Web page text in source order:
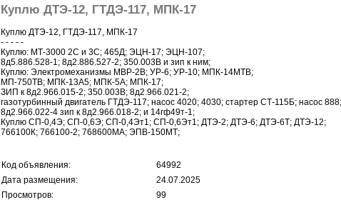
Куплю ДТЭ-12, ГТДЭ-117, МПК-17
Куплю ДТЭ-12, ГТДЭ-117, МПК-17
- - - - -
Куплю: МТ-3000 2С и 3С; 465Д; ЭЦН-17; ЭЦН-107;
8д5.886.528-1; 8д2.886.527-2; 350.003В и зип к ним;
Куплю: Электромеханизмы МВР-2В; УР-6; УР-10; МПК-14МТВ;
МП-750ТВ; МПК-13А5; МПК-5А; МПК-17;
ЗИП к 8д2.966.015-2; 350.003В; 8д2.966.021-2;
газотурбинный двигатель ГТДЭ-117; насос 4020; 4030; стартер СТ-115Б; насос 888;
8д2.966.022-4 зип к 8д2.966.018-2; и 14гф49т-1;
Куплю СП-0,4Э; СП-0,6Э; СП-0,4Эт1; СП-0,6Эт1; ДТЭ-2; ДТЭ-6; ДТЭ-6Т; ДТЭ-12;
766100К; 766100-2; 768600МА; ЭПВ-150МТ;
Код объявления:
64992
Дата размещения:
24.07.2025
Просмотров:
99